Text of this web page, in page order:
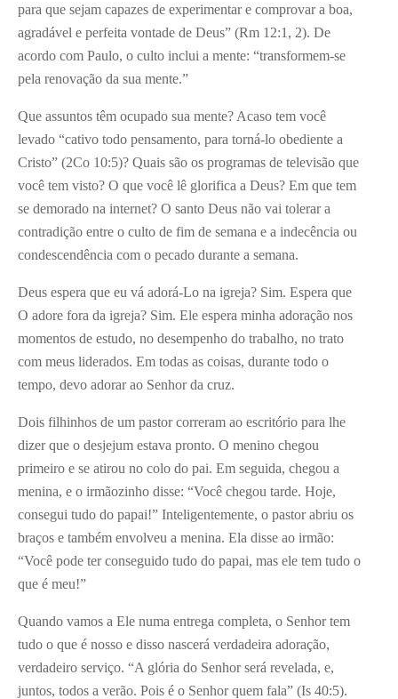
para que sejam capazes de experimentar e comprovar a boa,
agradável e perfeita vontade de Deus” (Rm 12:1, 2). De
acordo com Paulo, o culto inclui a mente: “transformem-se
pela renovação da sua mente.”
Que assuntos têm ocupado sua mente? Acaso tem você
levado “cativo todo pensamento, para torná-lo obediente a
Cristo” (2Co 10:5)? Quais são os programas de televisão que
você tem visto? O que você lê glorifica a Deus? Em que tem
se demorado na internet? O santo Deus não vai tolerar a
contradição entre o culto de fim de semana e a indecência ou
condescendência com o pecado durante a semana.
Deus espera que eu vá adorá-Lo na igreja? Sim. Espera que
O adore fora da igreja? Sim. Ele espera minha adoração nos
momentos de estudo, no desempenho do trabalho, no trato
com meus liderados. Em todas as coisas, durante todo o
tempo, devo adorar ao Senhor da cruz.
Dois filhinhos de um pastor correram ao escritório para lhe
dizer que o desjejum estava pronto. O menino chegou
primeiro e se atirou no colo do pai. Em seguida, chegou a
menina, e o irmãozinho disse: “Você chegou tarde. Hoje,
consegui tudo do papai!” Inteligentemente, o pastor abriu os
braços e também envolveu a menina. Ela disse ao irmão:
“Você pode ter conseguido tudo do papai, mas ele tem tudo o
que é meu!”
Quando vamos a Ele numa entrega completa, o Senhor tem
tudo o que é nosso e disso nascerá verdadeira adoração,
verdadeiro serviço. “A glória do Senhor será revelada, e,
juntos, todos a verão. Pois é o Senhor quem fala” (Is 40:5).